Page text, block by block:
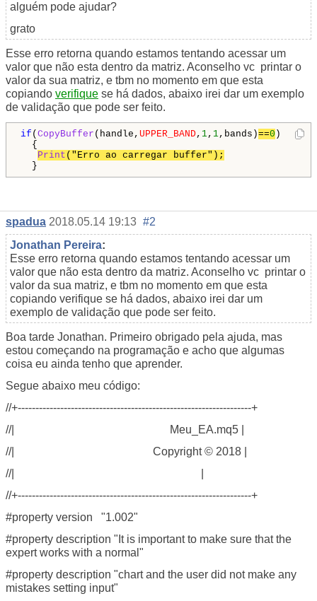
alguém pode ajudar?
grato
Esse erro retorna quando estamos tentando acessar um
valor que não esta dentro da matriz. Aconselho vc printar o
valor da sua matriz, e tbm no momento em que esta
copiando verifique se há dados, abaixo irei dar um exemplo
de validação que pode ser feito.
if ( CopyBuffer (handle, UPPER_BAND, 1, 1,bands)==0 )
{
Print ("Erro ao carregar buffer");
}
spadua 2018.05.14 19:13 #2
Jonathan Pereira:
Esse erro retorna quando estamos tentando acessar um
valor que não esta dentro da matriz. Aconselho vc printar o
valor da sua matriz, e tbm no momento em que esta
copiando verifique se há dados, abaixo irei dar um
exemplo de validação que pode ser feito.
Boa tarde Jonathan. Primeiro obrigado pela ajuda, mas
estou começando na programação e acho que algumas
coisa eu ainda tenho que aprender.
Segue abaixo meu código:
//+------------------------------------------------------------------+
//| Meu_EA.mq5 |
//| Copyright © 2018 |
//| |
//+------------------------------------------------------------------+
#property version "1.002"
#property description "It is important to make sure that the
expert works with a normal"
#property description "chart and the user did not make any
mistakes setting input"